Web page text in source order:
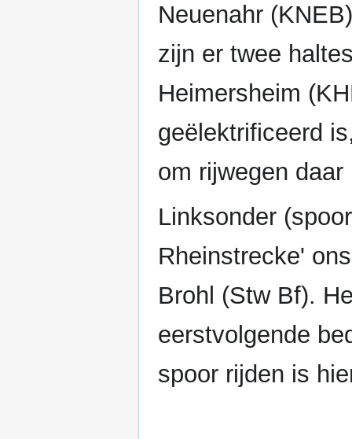
Neuenahr
zijn er twee
Heimersheim
geëlektrificeerd
om rijwegen
Linksonder
Rheinstrecke'
Brohl (Stw Bf).
eerstvolgende
spoor rijden is